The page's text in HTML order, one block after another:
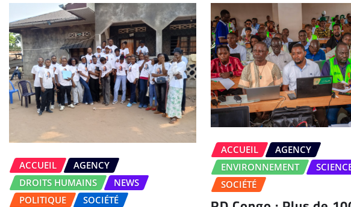
ACCUEIL
AGENCY
DROITS HUMAINS
NEWS
POLITIQUE
SOCIÉTÉ
ACCUEIL
AGENCY
ENVIRONNEMENT
SOCIÉTÉ